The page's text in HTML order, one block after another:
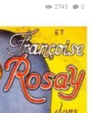
0
2745